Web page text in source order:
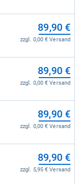
89,90 €
zzgl. 0,00 € Versand
89,90 €
zzgl. 0,00 € Versand
89,90 €
zzgl. 0,00 € Versand
89,90 €
zzgl. 5,95 € Versand